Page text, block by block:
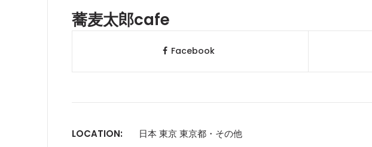
蕎麦太郎cafe
Facebook
LOCATION:
日本 東京 東京都・その他